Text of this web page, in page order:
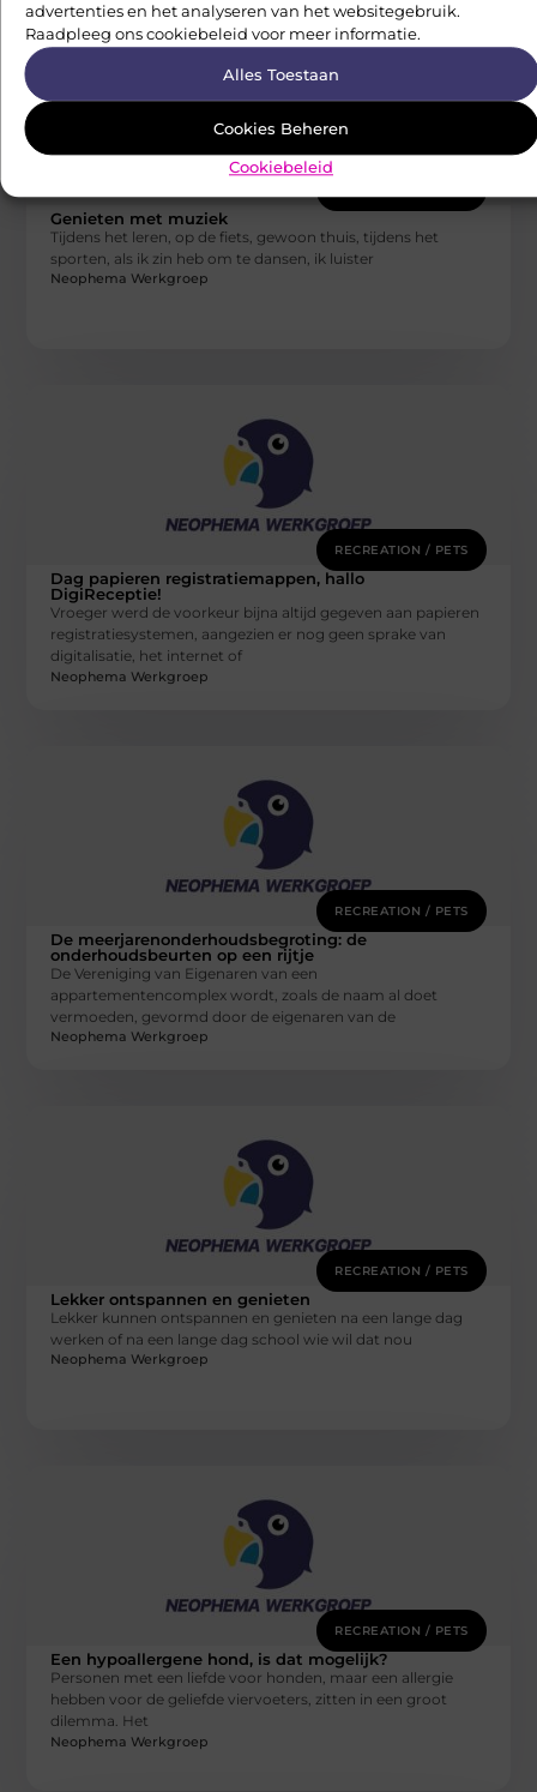
advertenties en het analyseren van het websitegebruik.
Raadpleeg ons cookiebeleid voor meer informatie.
Alles Toestaan
Cookies Beheren
Cookiebeleid
Genieten met muziek
Tijdens het leren, op de fiets, gewoon thuis, tijdens het
sporten, als ik zin heb om te dansen, ik luister
Neophema Werkgroep
RECREATION / PETS
Dag papieren registratiemappen, hallo
DigiReceptie!
Vroeger werd de voorkeur bijna altijd gegeven aan papieren
registratiesystemen, aangezien er nog geen sprake van
digitalisatie, het internet of
Neophema Werkgroep
RECREATION / PETS
De meerjarenonderhoudsbegroting: de
onderhoudsbeurten op een rijtje
De Vereniging van Eigenaren van een
appartementencomplex wordt, zoals de naam al doet
vermoeden, gevormd door de eigenaren van de
Neophema Werkgroep
RECREATION / PETS
Lekker ontspannen en genieten
Lekker kunnen ontspannen en genieten na een lange dag
werken of na een lange dag school wie wil dat nou
Neophema Werkgroep
RECREATION / PETS
Een hypoallergene hond, is dat mogelijk?
Personen met een liefde voor honden, maar een allergie
hebben voor de geliefde viervoeters, zitten in een groot
dilemma. Het
Neophema Werkgroep